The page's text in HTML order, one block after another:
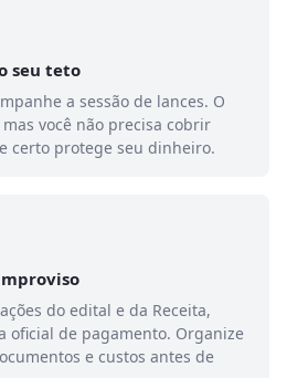
seu teto
a sessão de lances. O
você não precisa cobrir
certo protege seu dinheiro.
do edital e da Receita,
oficial de pagamento. Organize
e custos antes de